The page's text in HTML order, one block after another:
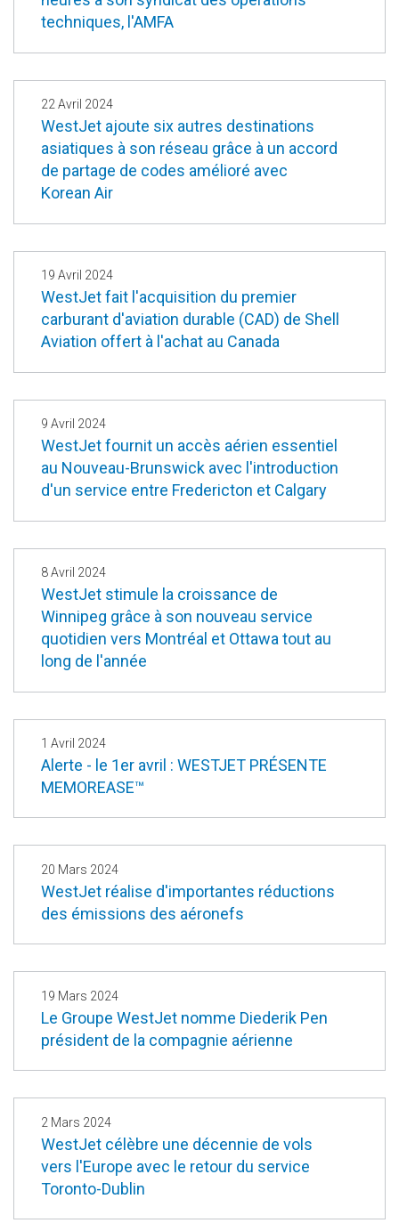
techniques, l'AMFA
22 Avril 2024
WestJet ajoute six autres destinations
asiatiques à son réseau grâce à un accord
de partage de codes amélioré avec
Korean Air
19 Avril 2024
WestJet fait l'acquisition du premier
carburant d'aviation durable (CAD) de Shell
Aviation offert à l'achat au Canada
9 Avril 2024
WestJet fournit un accès aérien essentiel
au Nouveau-Brunswick avec l'introduction
d'un service entre Fredericton et Calgary
8 Avril 2024
WestJet stimule la croissance de
Winnipeg grâce à son nouveau service
quotidien vers Montréal et Ottawa tout au
long de l'année
1 Avril 2024
Alerte - le 1er avril : WESTJET PRÉSENTE
MEMOREASE™
20 Mars 2024
WestJet réalise d'importantes réductions
des émissions des aéronefs
19 Mars 2024
Le Groupe WestJet nomme Diederik Pen
président de la compagnie aérienne
2 Mars 2024
WestJet célèbre une décennie de vols
vers l'Europe avec le retour du service
Toronto-Dublin